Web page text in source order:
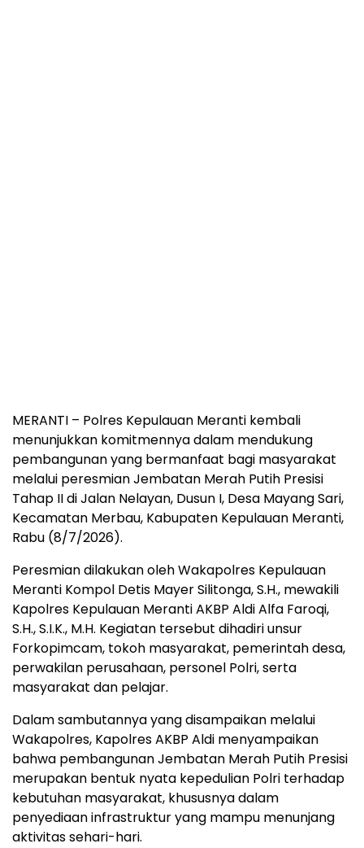
MERANTI – Polres Kepulauan Meranti kembali
menunjukkan komitmennya dalam mendukung
pembangunan yang bermanfaat bagi masyarakat
melalui peresmian Jembatan Merah Putih Presisi
Tahap II di Jalan Nelayan, Dusun I, Desa Mayang Sari,
Kecamatan Merbau, Kabupaten Kepulauan Meranti,
Rabu (8/7/2026).
Peresmian dilakukan oleh Wakapolres Kepulauan
Meranti Kompol Detis Mayer Silitonga, S.H., mewakili
Kapolres Kepulauan Meranti AKBP Aldi Alfa Faroqi,
S.H., S.I.K., M.H. Kegiatan tersebut dihadiri unsur
Forkopimcam, tokoh masyarakat, pemerintah desa,
perwakilan perusahaan, personel Polri, serta
masyarakat dan pelajar.
Dalam sambutannya yang disampaikan melalui
Wakapolres, Kapolres AKBP Aldi menyampaikan
bahwa pembangunan Jembatan Merah Putih Presisi
merupakan bentuk nyata kepedulian Polri terhadap
kebutuhan masyarakat, khususnya dalam
penyediaan infrastruktur yang mampu menunjang
aktivitas sehari-hari.